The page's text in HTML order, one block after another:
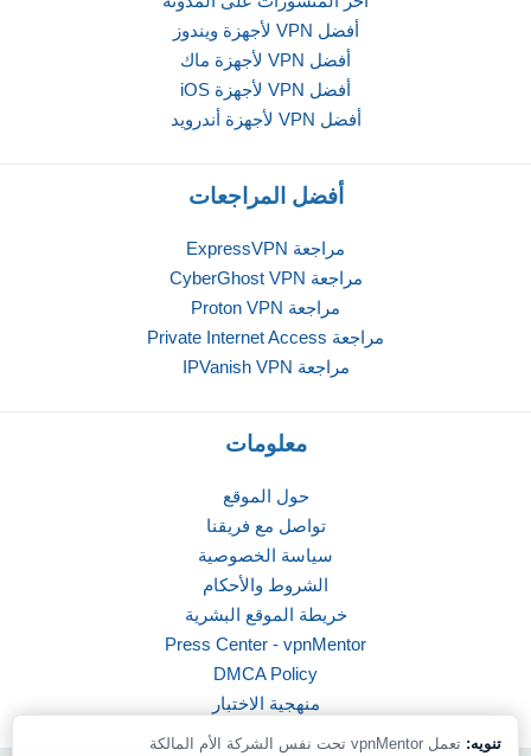
أفضل VPN لأجهزة ويندوز
أفضل VPN لأجهزة ماك
أفضل VPN لأجهزة iOS
أفضل VPN لأجهزة أندرويد
أفضل المراجعات
مراجعة ExpressVPN
مراجعة CyberGhost VPN
مراجعة Proton VPN
مراجعة Private Internet Access
مراجعة IPVanish VPN
معلومات
حول الموقع
تواصل مع فريقنا
سياسة الخصوصية
الشروط والأحكام
خريطة الموقع البشرية
Press Center - vpnMentor
DMCA Policy
منهجية الاختبار
تنويه: تعمل vpnMentor تحت نفس الشركة الأم المالكة